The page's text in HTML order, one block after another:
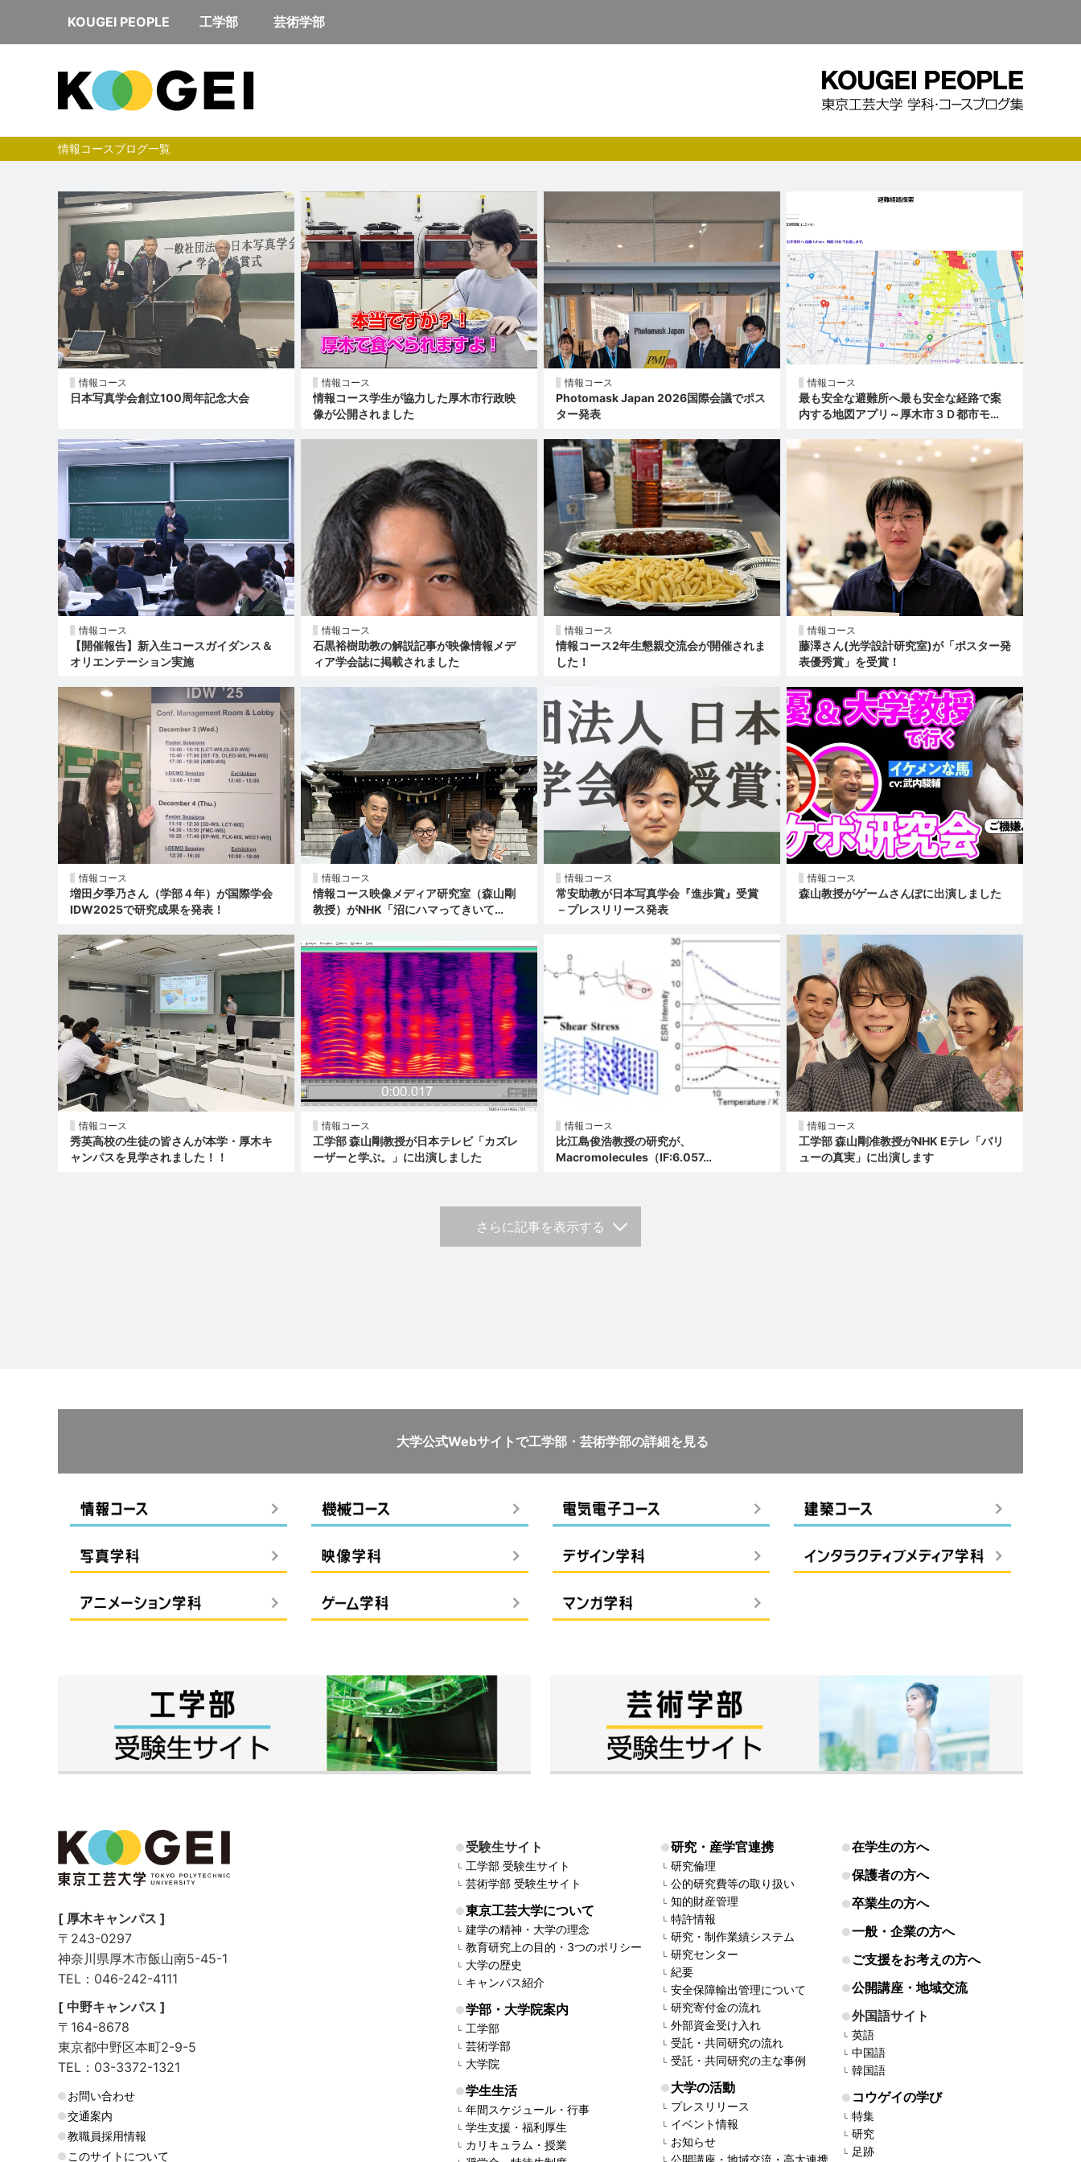
KOUGEI PEOPLE 工学部 芸術学部
情報コースブログ一覧
情報コース
日本写真学会創立100周年記念大会
情報コース
情報コース学生が協力した厚木市行政映
像が公開されました
情報コース
Photomask Japan 2026国際会議でポス
ター発表
情報コース
最も安全な避難所へ最も安全な経路で案
内する地図アプリ～厚木市３Ｄ都市モ…
情報コース
【開催報告】新入生コースガイダンス＆
オリエンテーション実施
情報コース
石黒裕樹助教の解説記事が映像情報メデ
ィア学会誌に掲載されました
情報コース
情報コース2年生懇親交流会が開催されま
した！
情報コース
藤澤さん(光学設計研究室)が「ポスター発
表優秀賞」を受賞！
情報コース
増田夕季乃さん（学部４年）が国際学会
IDW2025で研究成果を発表！
情報コース
情報コース映像メディア研究室（森山剛
教授）がNHK「沼にハマってきいて…
情報コース
常安助教が日本写真学会『進歩賞』受賞
－プレスリリース発表
情報コース
森山教授がゲームさんぽに出演しました
情報コース
秀英高校の生徒の皆さんが本学・厚木キ
ャンパスを見学されました！！
情報コース
工学部 森山剛教授が日本テレビ「カズレ
ーザーと学ぶ。」に出演しました
情報コース
比江島俊浩教授の研究が、
Macromolecules（IF:6.057…
情報コース
工学部 森山剛准教授がNHK Eテレ「バリ
ューの真実」に出演します
さらに記事を表示する
大学公式Webサイトで工学部・芸術学部の詳細を見る
[ 厚木キャンパス ]
〒243-0297
神奈川県厚木市飯山南5-45-1
TEL：046-242-4111
[ 中野キャンパス ]
〒164-8678
東京都中野区本町2-9-5
TEL：03-3372-1321
お問い合わせ
交通案内
教職員採用情報
このサイトについて
受験生サイト
工学部 受験生サイト
芸術学部 受験生サイト
東京工芸大学について
建学の精神・大学の理念
教育研究上の目的・3つのポリシー
大学の歴史
キャンパス紹介
学部・大学院案内
工学部
芸術学部
大学院
学生生活
年間スケジュール・行事
学生支援・福利厚生
カリキュラム・授業
研究・産学官連携
研究倫理
公的研究費等の取り扱い
知的財産管理
特許情報
研究・制作業績システム
研究センター
紀要
安全保障輸出管理について
研究寄付金の流れ
外部資金受け入れ
受託・共同研究の流れ
受託・共同研究の主な事例
大学の活動
プレスリリース
イベント情報
お知らせ
公開講座・地域交流・高大連携
在学生の方へ
保護者の方へ
卒業生の方へ
一般・企業の方へ
ご支援をお考えの方へ
公開講座・地域交流
外国語サイト
英語
中国語
韓国語
コウゲイの学び
特集
研究
足跡